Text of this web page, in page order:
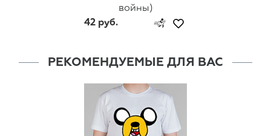
войны)
42 руб.
РЕКОМЕНДУЕМЫЕ ДЛЯ ВАС